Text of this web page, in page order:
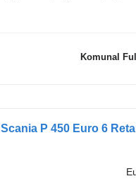
Komunal
Scania P 450 Euro 6